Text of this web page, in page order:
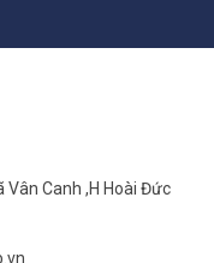
Vân Canh ,H Hoài Đức